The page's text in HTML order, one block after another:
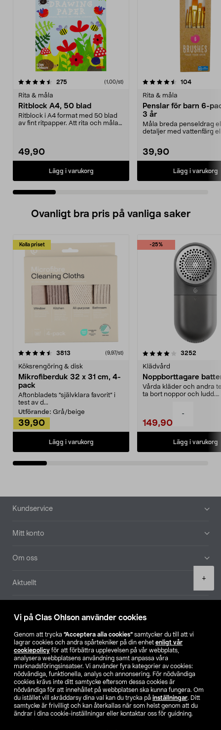
Vi på Clas Ohlson använder cookies
Genom att trycka ”Acceptera alla cookies” samtycker du till att vi
lagrar cookies och andra spårtekniker på din enhet enligt vår
cookiepolicy för att förbättra upplevelsen på vår webbplats,
analysera webbplatsens användning samt anpassa våra
marknadsföringsinsatser. Vi använder fyra kategorier av cookies:
nödvändiga, funktionella, analys och annonsering. För nödvändiga
cookies krävs inte ditt samtycke eftersom dessa cookies är
nödvändiga för att innehållet på webbplatsen ska kunna fungera. Om
du istället vill skräddarsy dina val kan du trycka på inställningar. Ditt
samtycke är frivilligt och kan återkallas när som helst genom att du
ändrar i dina cookie-inställningar eller kontaktar oss för guidning.
-
+
275recensioner (1,00/st)
Rita & måla
Ritblock A4, 50 blad
Ritblock i A4 format med 50 blad
av fint ritpapper. Att rita och måla
49,90
Lägg i varukorg
4.5 av 5 stjärnor 104
Rita & måla
Penslar för barn 6-
3 år
Måla breda penseldrag
detaljer med vattenfärg
39,90
Lägg i varukorg
4.0 av 5 stjärnor
Ovanligt bra pris på vanliga saker
Kolla priset
3813 (9,97/st)
Köksrengöring & disk
Mikrofiberduk 32 x 31 cm, 4-
pack
Aftonbladets "självklara favorit” i
test av d...
Utförande: Grå/beige
39,90
Lägg i varukorg
-25%
4.0av 5 stjärnor 3252
Klädvård
Noppborttagare
Vårda kläder och andra
ta bort noppor och ludd.
149,90
Lägg i varukorg
4.5av 5 stjärnor
Sidfot
Kundservice
Mitt konto
Om oss
Aktuellt
Hitta butik
SE NO FI